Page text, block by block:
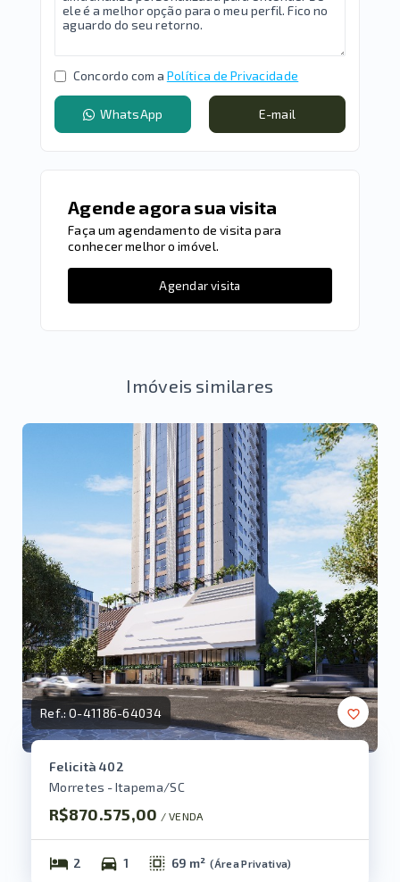
Concordo com a Política de Privacidade
WhatsApp E-mail
Agende agora sua visita
Faça um agendamento de visita para
conhecer melhor o imóvel.
Agendar visita
Imóveis similares
Ref.:O-41186-64034
Felicità 402
Morretes - Itapema/SC
R$870.575,00 / VENDA
2 1 69 m² (Área Privativa)